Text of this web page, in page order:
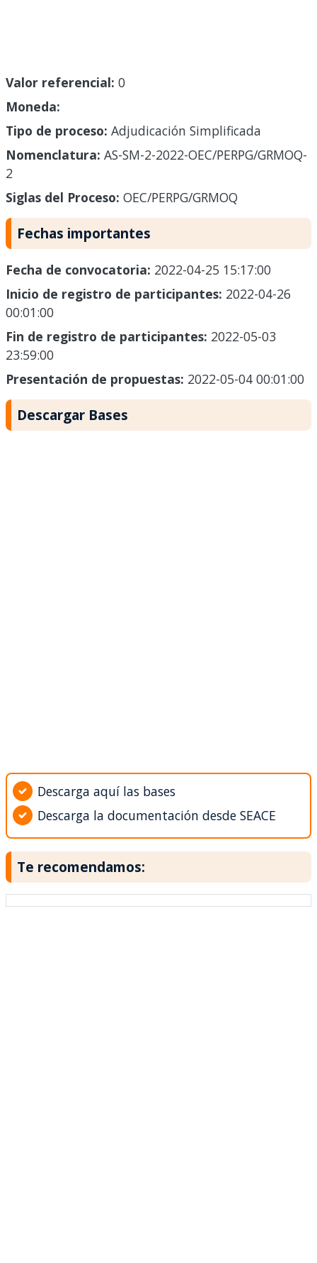
Valor referencial: 0
Moneda:
Tipo de proceso: Adjudicación Simplificada
Nomenclatura: AS-SM-2-2022-OEC/PERPG/GRMOQ-
2
Siglas del Proceso: OEC/PERPG/GRMOQ
Fechas importantes
Fecha de convocatoria: 2022-04-25 15:17:00
Inicio de registro de participantes: 2022-04-26
00:01:00
Fin de registro de participantes: 2022-05-03
23:59:00
Presentación de propuestas: 2022-05-04 00:01:00
Descargar Bases
Descarga aquí las bases
Descarga la documentación desde SEACE
Te recomendamos: